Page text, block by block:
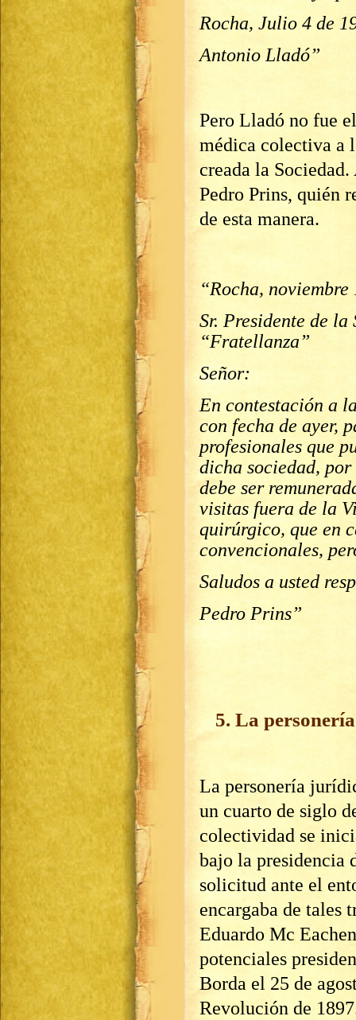
Rocha, Julio 4 de
Antonio Lladó”
Pero Lladó no fue
médica colectiva a
creada la
Pedro Prins, quién
de esta manera.
“Rocha, noviembre
Sr. Presidente de
“Fratellanza”
Señor:
En contestación a
con fecha de ayer,
profesionales que
dicha sociedad,
debe ser
visitas fuera de la
quirúrgico, que en
convencionales,
Saludos a usted
Pedro Prins”
5. La
La personería
un cuarto de siglo
colectividad se
bajo la presidencia
solicitud ante el
encargaba de tales
Eduardo Mc
potenciales
Borda el 25 de
Revolución de